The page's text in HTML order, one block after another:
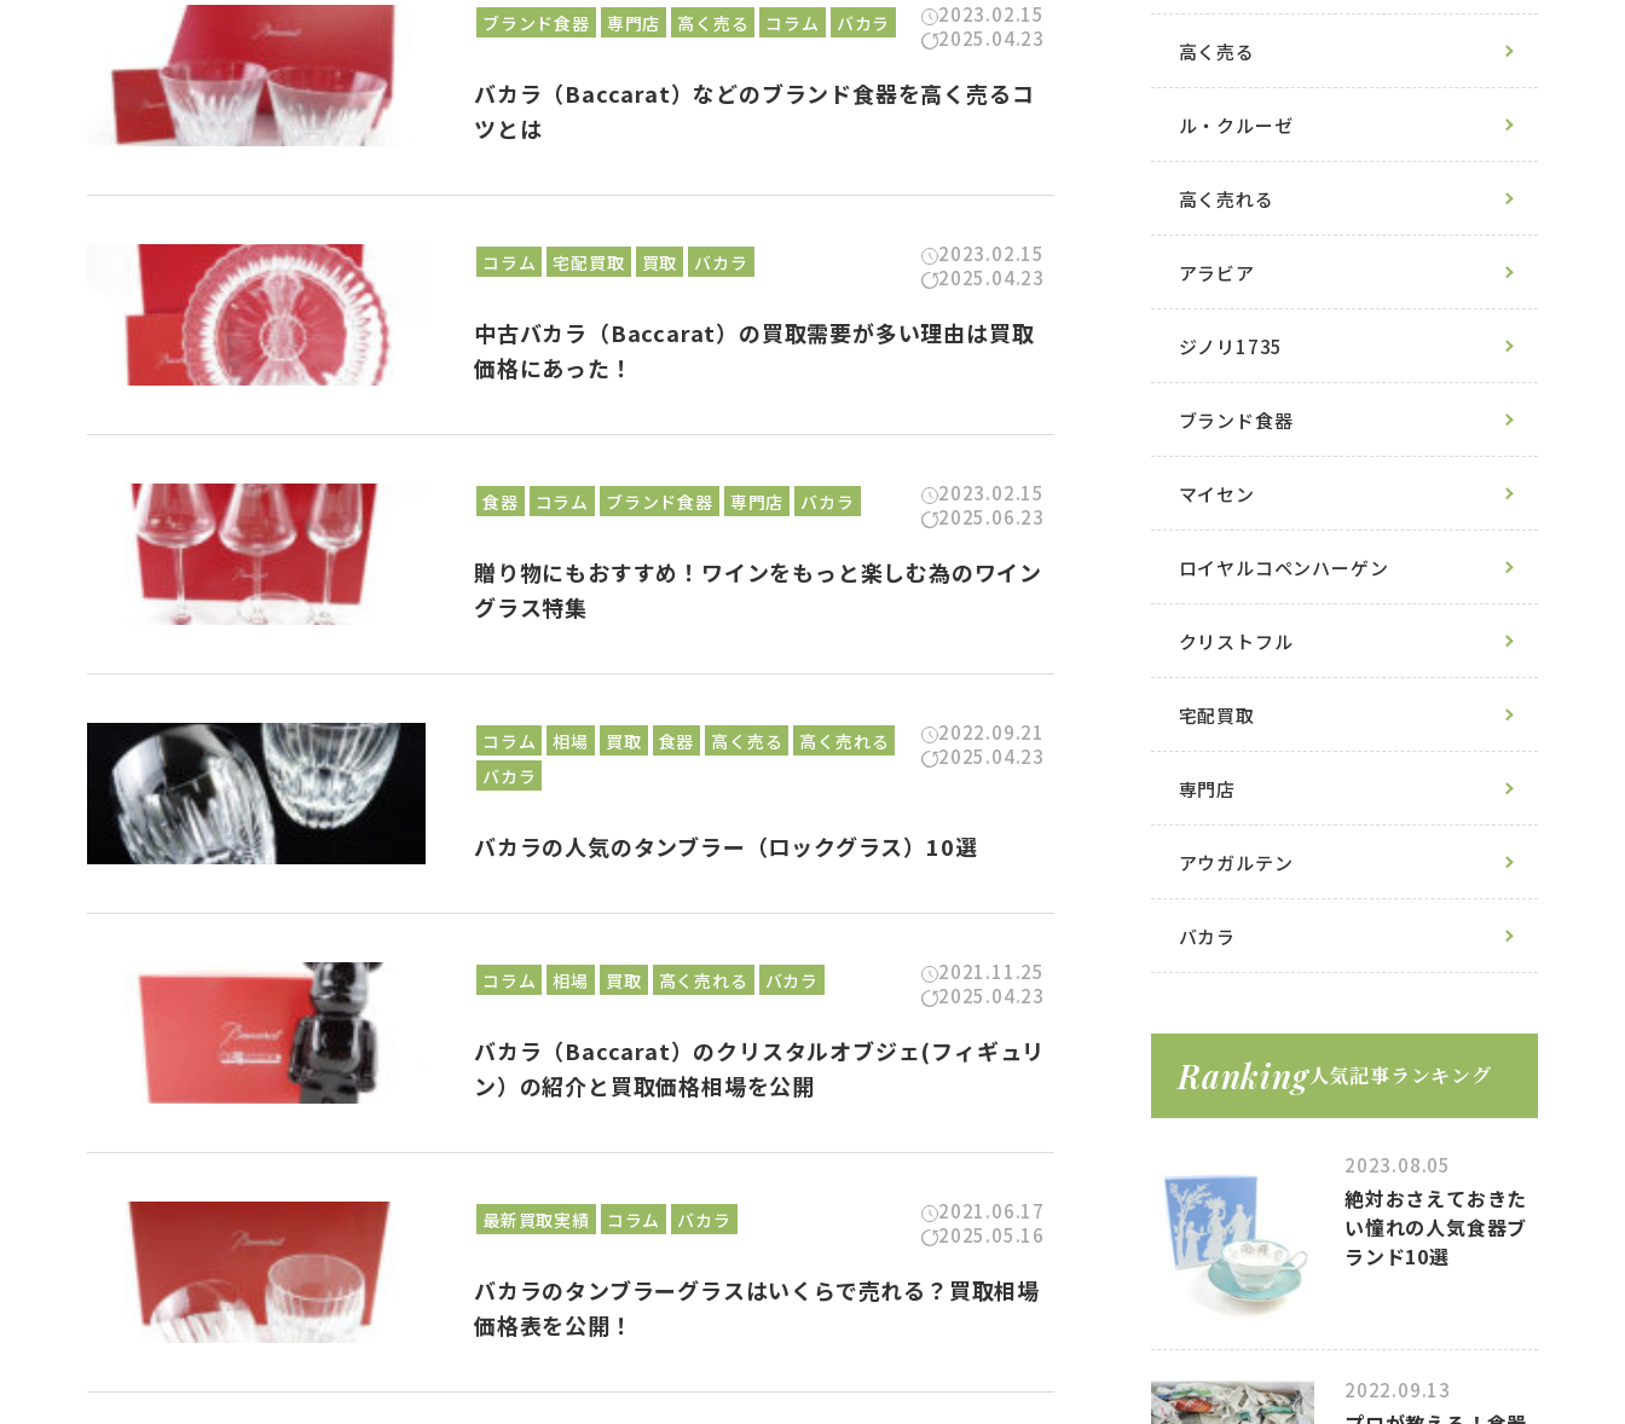
ブランド食器 専門店 高く売る コラム バカラ
2023.02.15
2025.04.23
バカラ（Baccarat）などのブランド食器を高く売るコ
ツとは
コラム 宅配買取 買取 バカラ
2023.02.15
2025.04.23
中古バカラ（Baccarat）の買取需要が多い理由は買取
価格にあった！
食器 コラム ブランド食器 専門店 バカラ
2023.02.15
2025.06.23
贈り物にもおすすめ！ワインをもっと楽しむ為のワイン
グラス特集
コラム 相場 買取 食器 高く売る
高く売れる
バカラ
2022.09.21
2025.04.23
バカラの人気のタンブラー（ロックグラス）10選
コラム 相場 買取 高く売れる バカラ
2021.11.25
2025.04.23
バカラ（Baccarat）のクリスタルオブジェ(フィギュリ
ン）の紹介と買取価格相場を公開
最新買取実績 コラム バカラ
2021.06.17
2025.05.16
バカラのタンブラーグラスはいくらで売れる？買取相場
価格表を公開！
高く売る
ル・クルーゼ
高く売れる
アラビア
ジノリ1735
ブランド食器
マイセン
ロイヤルコペンハーゲン
クリストフル
宅配買取
専門店
アウガルテン
バカラ
Ranking人気記事ランキング
2023.08.05
絶対おさえておきた
い憧れの人気食器ブ
ランド10選
2022.09.13